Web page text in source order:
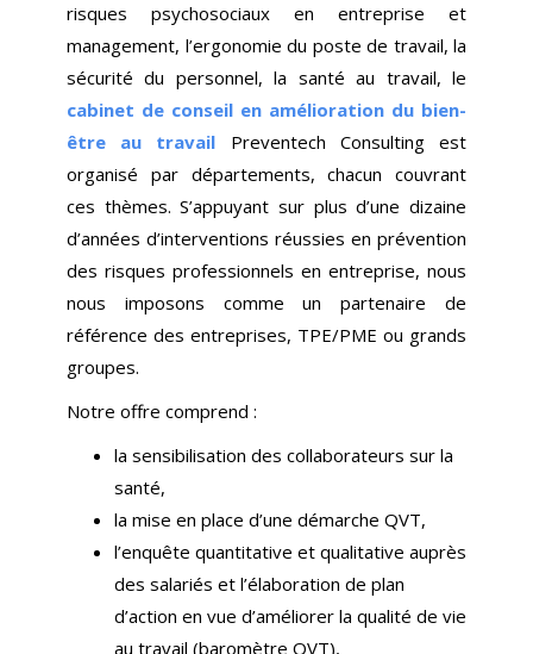
risques psychosociaux en entreprise et
management, l’ergonomie du poste de travail, la
sécurité du personnel, la santé au travail, le
cabinet de conseil en amélioration du bien-
être au travail Preventech Consulting est
organisé par départements, chacun couvrant
ces thèmes. S’appuyant sur plus d’une dizaine
d’années d’interventions réussies en prévention
des risques professionnels en entreprise, nous
nous imposons comme un partenaire de
référence des entreprises, TPE/PME ou grands
groupes.
Notre offre comprend :
la sensibilisation des collaborateurs sur la
santé,
la mise en place d’une démarche QVT,
l’enquête quantitative et qualitative auprès
des salariés et l’élaboration de plan
d’action en vue d’améliorer la qualité de vie
au travail (baromètre QVT),